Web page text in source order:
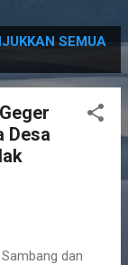
SEMUA
Desa
dan